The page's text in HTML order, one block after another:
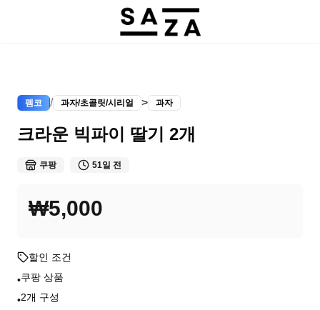
펨코 / 과자/초콜릿/시리얼 > 과자
크라운 빅파이 딸기 2개
쿠팡 51일 전
₩5,000
할인 조건
•쿠팡 상품
•2개 구성